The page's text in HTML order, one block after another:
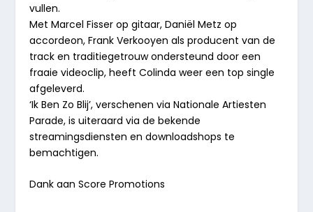
vullen.
Met Marcel Fisser op gitaar, Daniël Metz op
accordeon, Frank Verkooyen als producent van de
track en traditiegetrouw ondersteund door een
fraaie videoclip, heeft Colinda weer een top single
afgeleverd.
‘Ik Ben Zo Blij’, verschenen via Nationale Artiesten
Parade, is uiteraard via de bekende
streamingsdiensten en downloadshops te
bemachtigen.
Dank aan Score Promotions